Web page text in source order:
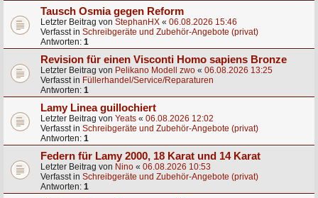
Tausch Osmia gegen Reform
Letzter Beitrag von StephanHX « 06.08.2026 15:46
Verfasst in Schreibgeräte und Zubehör-Angebote (privat)
Antworten: 1
Revision für einen Visconti Homo sapiens Bronze
Letzter Beitrag von Pelikano Modell zwo « 06.08.2026 13:25
Verfasst in Füllerhandel/Service/Reparaturen
Antworten: 1
Lamy Linea guillochiert
Letzter Beitrag von Yeats « 06.08.2026 12:02
Verfasst in Schreibgeräte und Zubehör-Angebote (privat)
Antworten: 1
Federn für Lamy 2000, 18 Karat und 14 Karat
Letzter Beitrag von Nino « 06.08.2026 10:53
Verfasst in Schreibgeräte und Zubehör-Angebote (privat)
Antworten: 1